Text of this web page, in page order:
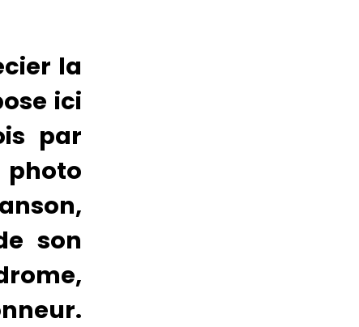
la
ici
par
son